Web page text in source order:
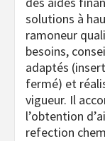
solutions à
ramoneur
besoins,
adaptés
fermé) et
vigueur. Il
l’obtention
refection